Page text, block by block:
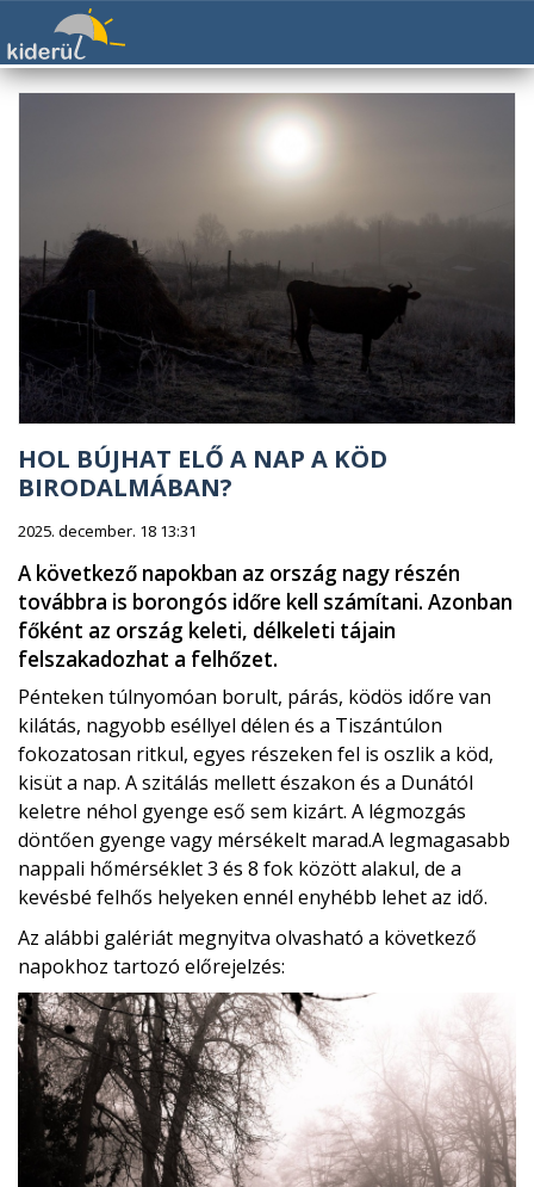
HOL BÚJHAT ELŐ A NAP A KÖD
BIRODALMÁBAN?
2025. december. 18 13:31
A következő napokban az ország nagy részén
továbbra is borongós időre kell számítani. Azonban
főként az ország keleti, délkeleti tájain
felszakadozhat a felhőzet.
Pénteken túlnyomóan borult, párás, ködös időre van
kilátás, nagyobb eséllyel délen és a Tiszántúlon
fokozatosan ritkul, egyes részeken fel is oszlik a köd,
kisüt a nap. A szitálás mellett északon és a Dunától
keletre néhol gyenge eső sem kizárt. A légmozgás
döntően gyenge vagy mérsékelt marad.A legmagasabb
nappali hőmérséklet 3 és 8 fok között alakul, de a
kevésbé felhős helyeken ennél enyhébb lehet az idő.
Az alábbi galériát megnyitva olvasható a következő
napokhoz tartozó előrejelzés: